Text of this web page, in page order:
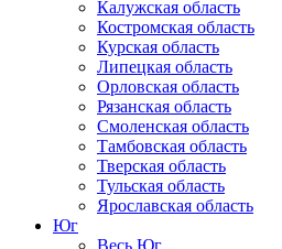
Калужская область
Костромская область
Курская область
Липецкая область
Орловская область
Рязанская область
Смоленская область
Тамбовская область
Тверская область
Тульская область
Ярославская область
Юг
Весь Юг